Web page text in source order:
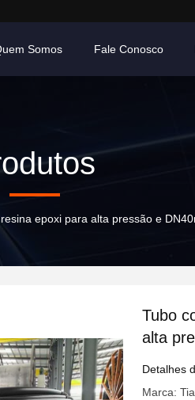
Somos Fale Conosco
epoxi para alta pressão e
Tubo
alta
Detalhes
Marca: